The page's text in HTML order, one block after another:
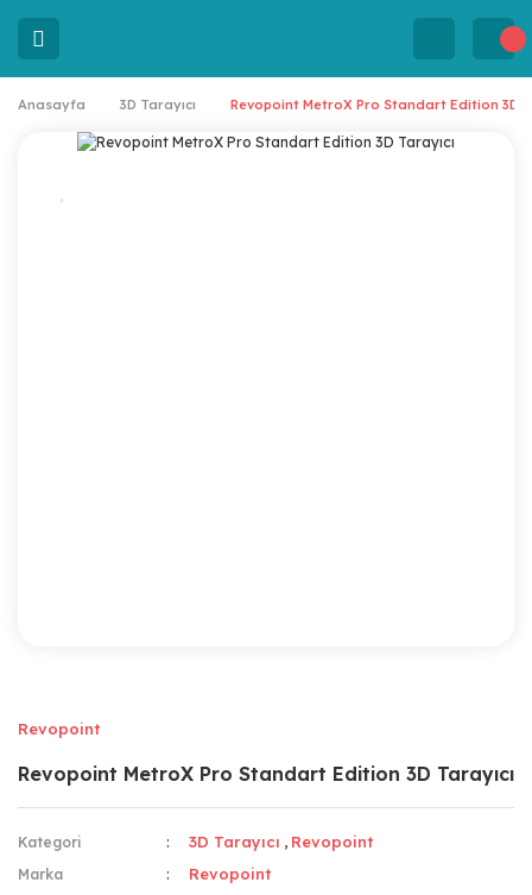
Anasayfa 3D Tarayıcı Revopoint MetroX Pro Standart Edition 3D
Revopoint
Revopoint MetroX Pro Standart Edition 3D Tarayıcı
Kategori 3D Tarayıcı , Revopoint
Marka Revopoint